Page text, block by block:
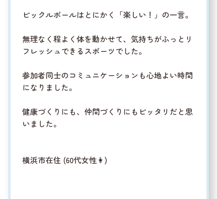
ピックルボールはとにかく「楽しい！」の一言。
無理なく程よく体を動かせて、気持ちがふっとリ
フレッシュできるスポーツでした。
参加者同士のコミュニケーションも心地よい時間
になりました。
健康づくりにも、仲間づくりにもピッタリだと思
いました。
横浜市在住 (60代女性👩)